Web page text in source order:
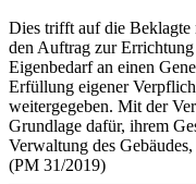
Dies trifft auf die Beklagte
den Auftrag zur
Eigenbedarf an einen
Erfüllung eigener
weitergegeben. Mit der
Grundlage dafür, ihrem
Verwaltung des
(PM 31/2019)